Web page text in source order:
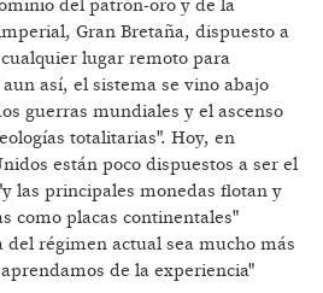
del patrón-oro y de la
Gran Bretaña, dispuesto a
lugar remoto para
así, el sistema se vino abajo
guerras mundiales y el ascenso
totalitarias". Hoy, en
están poco dispuestos a ser el
las principales monedas flotan y
como placas continentales"
régimen actual sea mucho más
de la experiencia"